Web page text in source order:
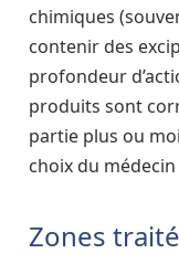
chimiques
contenir des
profondeur
produits sont
partie plus ou
choix du
Zones